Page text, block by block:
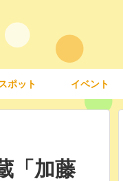
ポット イベント
「加藤